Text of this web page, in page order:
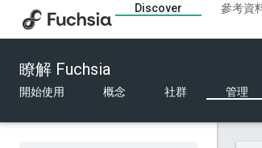
Discover 參考資
瞭解 Fuchsia
開始使用 概念 社群 管理
RFC-0127：結構化設定
RFC-0128：推出「zx_vcpu_kick」
RFC-0130：支援的硬體
RFC-0131：FIDL 電匯格式的設計原則
RFC-0133：軟體推送目標